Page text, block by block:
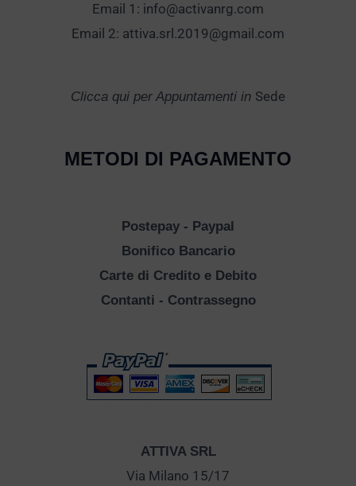
Email 1: info@activanrg.com
Email 2: attiva.srl.2019@gmail.com
Clicca qui per Appuntamenti in Sede
METODI DI PAGAMENTO
Postepay - Paypal
Bonifico Bancario
Carte di Credito e Debito
Contanti - Contrassegno
ATTIVA SRL
Via Milano 15/17